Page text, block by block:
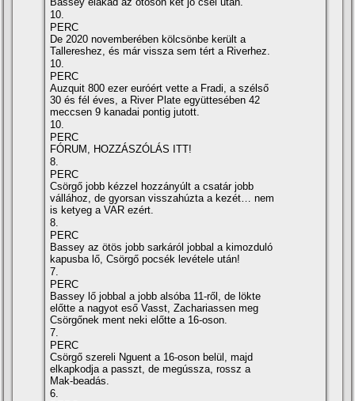
10.
PERC
De 2020 novemberében kölcsönbe került a
Tallereshez, és már vissza sem tért a Riverhez.
10.
PERC
Auzquit 800 ezer euróért vette a Fradi, a szélső
30 és fél éves, a River Plate együttesében 42
meccsen 9 kanadai pontig jutott.
10.
PERC
FÓRUM, HOZZÁSZÓLÁS ITT!
8.
PERC
Csörgő jobb kézzel hozzányúlt a csatár jobb
vállához, de gyorsan visszahúzta a kezét… nem
is ketyeg a VAR ezért.
8.
PERC
Bassey az ötös jobb sarkáról jobbal a kimozduló
kapusba lő, Csörgő pocsék levétele után!
7.
PERC
Bassey lő jobbal a jobb alsóba 11-ről, de lökte
előtte a nagyot eső Vasst, Zachariassen meg
Csörgőnek ment neki előtte a 16-oson.
7.
PERC
Csörgő szereli Nguent a 16-oson belül, majd
elkapkodja a passzt, de megússza, rossz a
Mak-beadás.
6.